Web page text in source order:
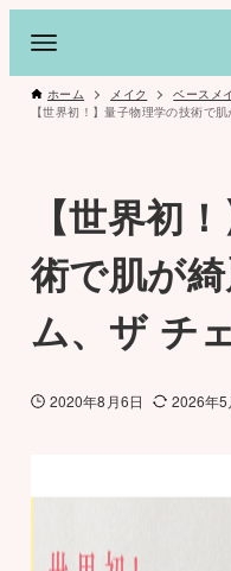
ホーム メイク
ベースメ
【世界初！】量子物理学の技術で
【世界初
術で肌が
ム、ザ チ
2020年8月6日 2026年5